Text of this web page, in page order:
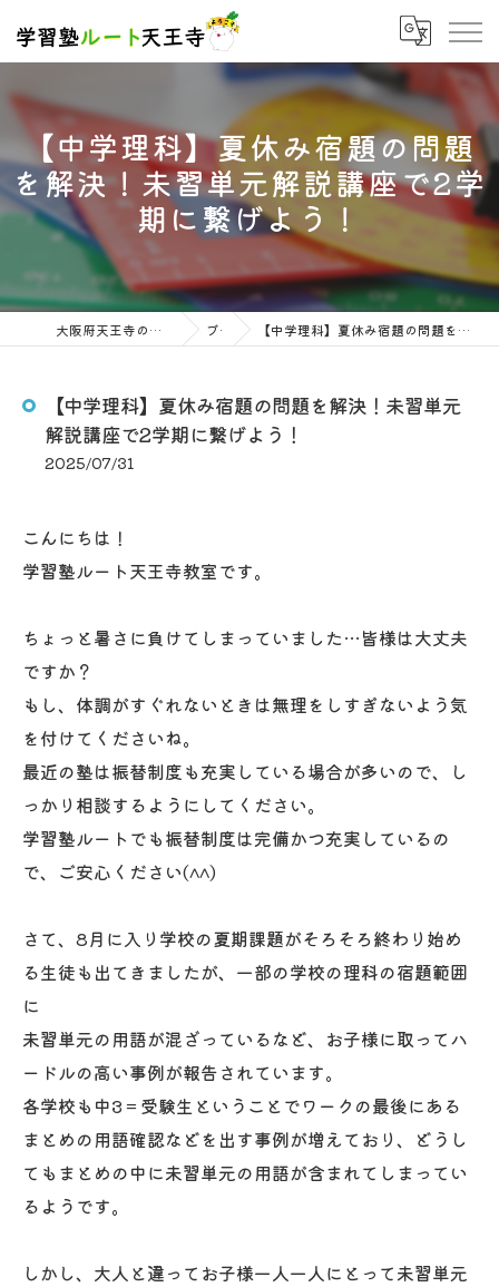
【中学理科】夏休み宿題の問題
を解決！未習単元解説講座で2学
期に繋げよう！
大阪府天王寺の塾なら学習塾ルート天王寺 ブログ 【中学理科】夏休み宿題の問題を解決！未習単元解説講座で2学期に繋げよう！
【中学理科】夏休み宿題の問題を解決！未習単元
解説講座で2学期に繋げよう！
2025/07/31
こんにちは！
学習塾ルート天王寺教室です。
ちょっと暑さに負けてしまっていました…皆様は大丈夫
ですか？
もし、体調がすぐれないときは無理をしすぎないよう気
を付けてくださいね。
最近の塾は振替制度も充実している場合が多いので、し
っかり相談するようにしてください。
学習塾ルートでも振替制度は完備かつ充実しているの
で、ご安心ください(^^)
さて、8月に入り学校の夏期課題がそろそろ終わり始め
る生徒も出てきましたが、一部の学校の理科の宿題範囲
に
未習単元の用語が混ざっているなど、お子様に取ってハ
ードルの高い事例が報告されています。
各学校も中3＝受験生ということでワークの最後にある
まとめの用語確認などを出す事例が増えており、どうし
てもまとめの中に未習単元の用語が含まれてしまってい
るようです。
しかし、大人と違ってお子様一人一人にとって未習単元